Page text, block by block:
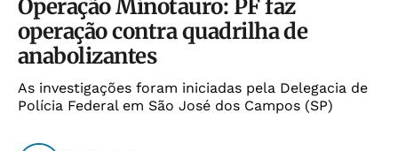
Operação Minotauro: PF faz
operação contra quadrilha de
anabolizantes
As investigações foram iniciadas pela Delegacia de
Polícia Federal em São José dos Campos (SP)